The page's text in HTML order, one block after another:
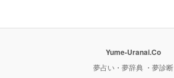
Yume-Uranai.Co
夢占い・夢辞典 ・夢診断